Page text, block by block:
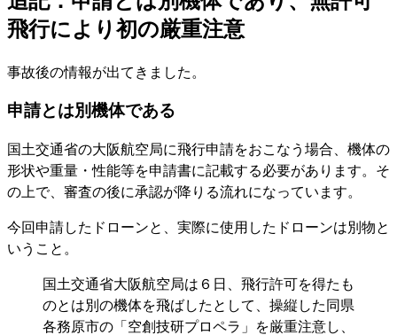
飛行により初の厳重注意
事故後の情報が出てきました。
申請とは別機体である
国土交通省の大阪航空局に飛行申請をおこなう場合、機体の
形状や重量・性能等を申請書に記載する必要があります。そ
の上で、審査の後に承認が降りる流れになっています。
今回申請したドローンと、実際に使用したドローンは別物と
いうこと。
国土交通省大阪航空局は６日、飛行許可を得たも
のとは別の機体を飛ばしたとして、操縦した同県
各務原市の「空創技研プロペラ」を厳重注意し、